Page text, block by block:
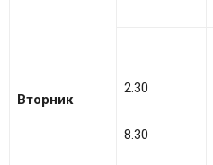
Вторник
2.30
8.30